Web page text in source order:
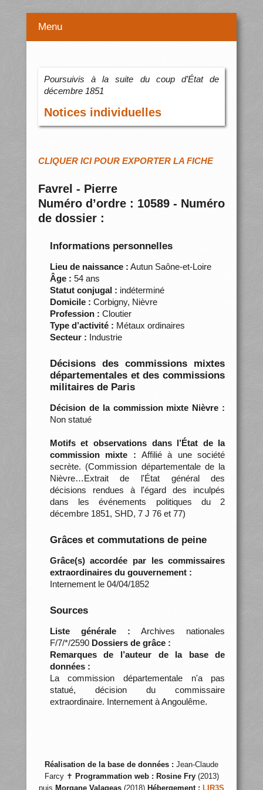
Menu
Poursuivis à la suite du coup d’État de
décembre 1851
Notices individuelles
CLIQUER ICI POUR EXPORTER LA FICHE
Favrel - Pierre
Numéro d’ordre : 10589 - Numéro
de dossier :
Informations personnelles
Lieu de naissance : Autun Saône-et-Loire
Âge : 54 ans
Statut conjugal : indéterminé
Domicile : Corbigny, Nièvre
Profession : Cloutier
Type d’activité : Métaux ordinaires
Secteur : Industrie
Décisions des commissions mixtes
départementales et des commissions
militaires de Paris
Décision de la commission mixte Nièvre :
Non statué
Motifs et observations dans l’État de la
commission mixte : Affilié à une société
secrète. (Commission départementale de la
Nièvre…Extrait de l'État général des
décisions rendues à l'égard des inculpés
dans les événements politiques du 2
décembre 1851, SHD, 7 J 76 et 77)
Grâces et commutations de peine
Grâce(s) accordée par les commissaires
extraordinaires du gouvernement :
Internement le 04/04/1852
Sources
Liste générale : Archives nationales
F/7/*/2590 Dossiers de grâce :
Remarques de l’auteur de la base de
données :
La commission départementale n'a pas
statué, décision du commissaire
extraordinaire. Internement à Angoulême.
Réalisation de la base de données : Jean-Claude
Farcy ✝ Programmation web : Rosine Fry(2013)
puis Morgane Valageas (2018) Hébergement : LIR3S